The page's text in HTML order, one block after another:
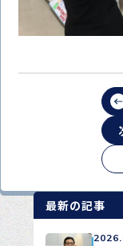
最新の記事